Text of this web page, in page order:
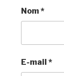
Nom*
E-mail *